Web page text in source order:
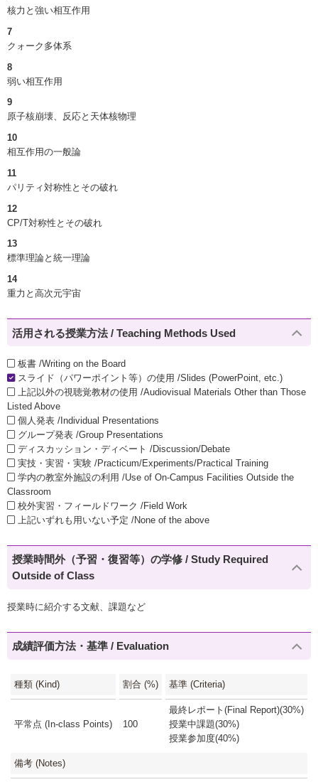
核力と強い相互作用
7
クォーク多体系
8
弱い相互作用
9
原子核崩壊、反応と天体核物理
10
相互作用の一般論
11
パリティ対称性とその破れ
12
CP/T対称性とその破れ
13
標準理論と統一理論
14
重力と高次元宇宙
活用される授業方法 / Teaching Methods Used
板書 /Writing on the Board
スライド（パワーポイント等）の使用 /Slides (PowerPoint, etc.)
上記以外の視聴覚教材の使用 /Audiovisual Materials Other than Those
Listed Above
個人発表 /Individual Presentations
グループ発表 /Group Presentations
ディスカッション・ディベート /Discussion/Debate
実技・実習・実験 /Practicum/Experiments/Practical Training
学内の教室外施設の利用 /Use of On-Campus Facilities Outside the
Classroom
校外実習・フィールドワーク /Field Work
上記いずれも用いない予定 /None of the above
授業時間外（予習・復習等）の学修 / Study Required
Outside of Class
授業時に紹介する文献、課題など
成績評価方法・基準 / Evaluation
種類 (Kind) 割合 (%) 基準 (Criteria)
平常点 (In-class Points) 100
最終レポート(Final Report)(30%)
授業中課題(30%)
授業参加度(40%)
備考 (Notes)